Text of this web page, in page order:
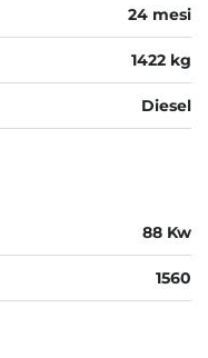
24 mesi
1422 kg
Diesel
88 Kw
1560